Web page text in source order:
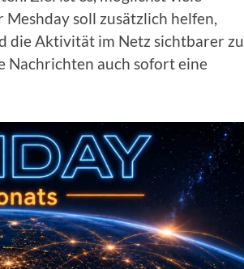
soll zusätzlich helfen,
die Aktivität im Netz sichtbarer zu
Nachrichten auch sofort eine